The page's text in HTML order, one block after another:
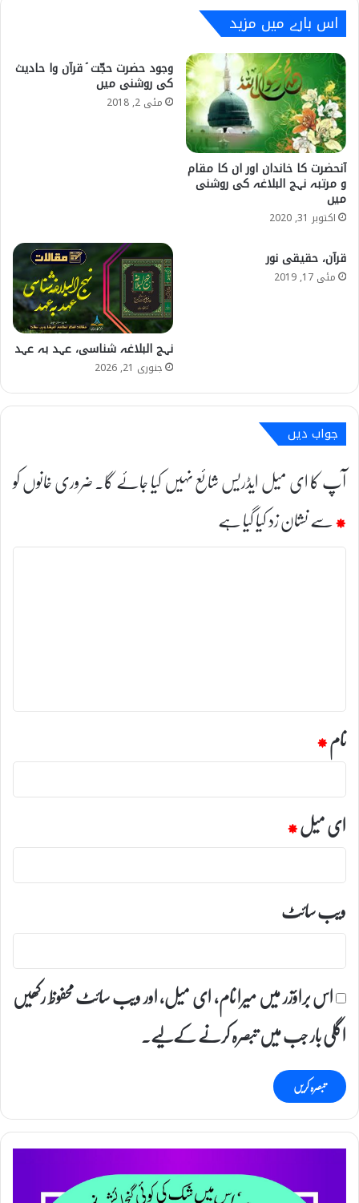
اس بارے میں مزید
آنحضرت کا خاندان اور ان کا مقام
و مرتبہ نہج البلاغہ کی روشنی
میں
اکتوبر 31, 2020
وجود حضرت حجّت ؑ قرآن وا حادیث
کی روشنی میں
مئی 2, 2018
قرآن، حقیقی نور
مئی 17, 2019
نہج البلاغہ شناسی، عہد بہ عہد
جنوری 21, 2026
جواب دیں
آپ کا ای میل ایڈریس شائع نہیں کیا جائے گا۔ضروری خانوں کو
*سے نشان زد کیا گیا ہے
ت
نام*
ای میل*
ویب‌ سائٹ
اس براؤزر میں میرا نام، ای میل، اور ویب سائٹ محفوظ رکھیں
اگلی بار جب میں تبصرہ کرنے کےلیے۔